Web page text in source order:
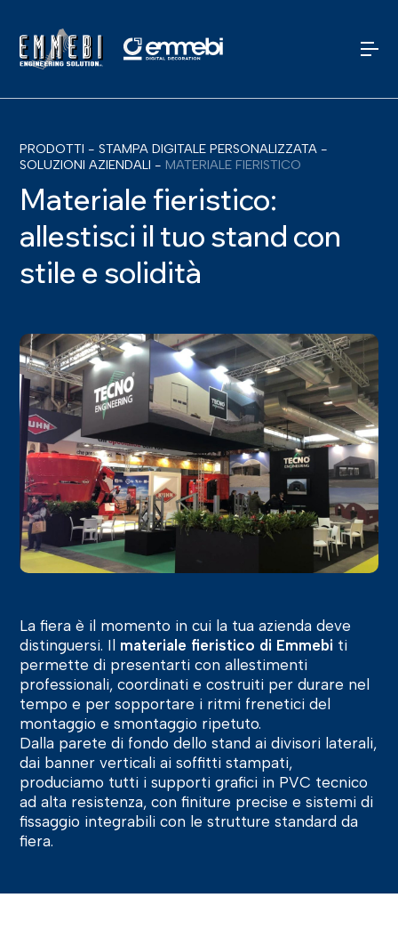
PRODOTTI -STAMPA DIGITALE PERSONALIZZATA -
SOLUZIONI AZIENDALI - MATERIALE FIERISTICO
Materiale fieristico:
allestisci il tuo stand con
stile e solidità
La fiera è il momento in cui la tua azienda deve
distinguersi. Il materiale fieristico di Emmebi ti
permette di presentarti con allestimenti
professionali, coordinati e costruiti per durare nel
tempo e per sopportare i ritmi frenetici del
montaggio e smontaggio ripetuto.
Dalla parete di fondo dello stand ai divisori laterali,
dai banner verticali ai soffitti stampati,
produciamo tutti i supporti grafici in PVC tecnico
ad alta resistenza, con finiture precise e sistemi di
fissaggio integrabili con le strutture standard da
fiera.